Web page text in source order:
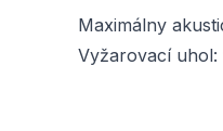
Maximálny
Vyžarovací uhol: